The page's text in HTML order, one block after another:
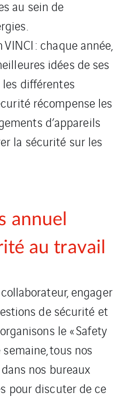
au sein de
: chaque année,
idées de ses
différentes
récompense les
d’appareils
la sécurité sur les
annuel
au travail
engager
de sécurité et
le « Safety
semaine, tous nos
nos bureaux
pour discuter de ce